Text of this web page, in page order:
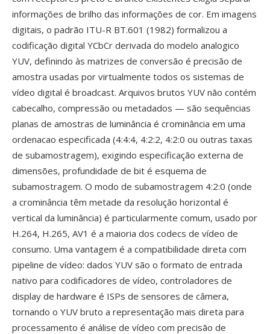
informações de brilho das informações de cor. Em imagens
digitais, o padrão ITU-R BT.601 (1982) formalizou a
codificação digital YCbCr derivada do modelo analogico
YUV, definindo às matrizes de conversão é precisão de
amostra usadas por virtualmente todos os sistemas de
vídeo digital é broadcast. Arquivos brutos YUV não contém
cabecalho, compressão ou metadados — são sequências
planas de amostras de luminância é crominância em uma
ordenacao especificada (4:4:4, 4:2:2, 4:2:0 ou outras taxas
de subamostragem), exigindo especificação externa de
dimensões, profundidade de bit é esquema de
subamostragem. O modo de subamostragem 4:2:0 (onde
a crominância têm metade da resolução horizontal é
vertical da luminância) é particularmente comum, usado por
H.264, H.265, AV1 é a maioria dos codecs de vídeo de
consumo. Uma vantagem é a compatibilidade direta com
pipeline de vídeo: dados YUV são o formato de entrada
nativo para codificadores de vídeo, controladores de
display de hardware é ISPs de sensores de câmera,
tornando o YUV bruto a representação mais direta para
processamento é análise de vídeo com precisão de